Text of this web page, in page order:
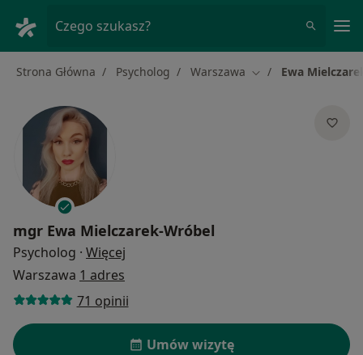
Czego szukasz?
Strona Główna Psycholog Warszawa Zmień miasto
Ewa
mgr Ewa Mielczarek-Wróbel
Psycholog · Więcej
Warszawa 1 adres
71 opinii
Umów wizytę